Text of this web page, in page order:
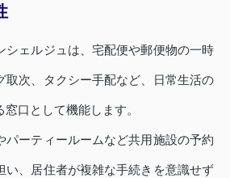
シェルジュは、宅配便や郵便物の一時
取次、タクシー手配など、日常生活の
口として機能します。
パーティールームなど共用施設の予約
い、居住者が複雑な手続きを意識せず